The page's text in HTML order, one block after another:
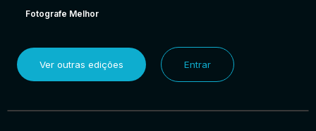
Fotografe Melhor
Ver outras edições Entrar